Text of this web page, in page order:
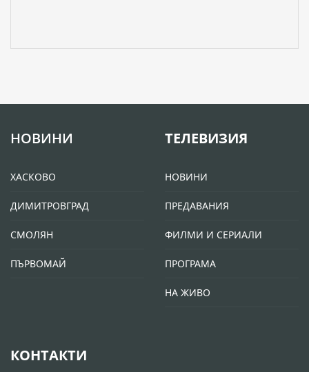
НОВИНИ
ХАСКОВО
ДИМИТРОВГРАД
СМОЛЯН
ПЪРВОМАЙ
ТЕЛЕВИЗИЯ
НОВИНИ
ПРЕДАВАНИЯ
ФИЛМИ И СЕРИАЛИ
ПРОГРАМА
НА ЖИВО
КОНТАКТИ